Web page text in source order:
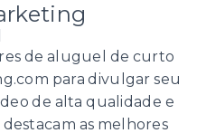
de aluguel de curto
para divulgar seu
de alta qualidade e
as melhores